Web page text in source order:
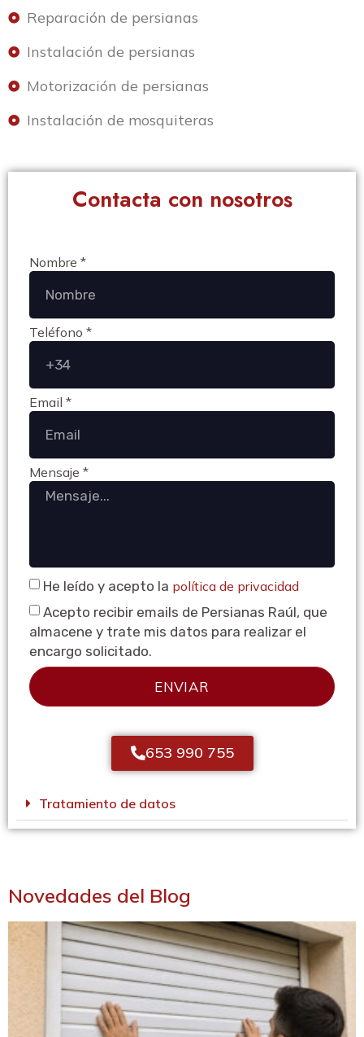
Reparación de persianas
Instalación de persianas
Motorización de persianas
Instalación de mosquiteras
Contacta con nosotros
Nombre *
Teléfono *
Email *
Mensaje *
He leído y acepto la política de privacidad
Acepto recibir emails de Persianas Raúl, que
almacene y trate mis datos para realizar el
encargo solicitado.
ENVIAR
653 990 755
Tratamiento de datos
Novedades del Blog